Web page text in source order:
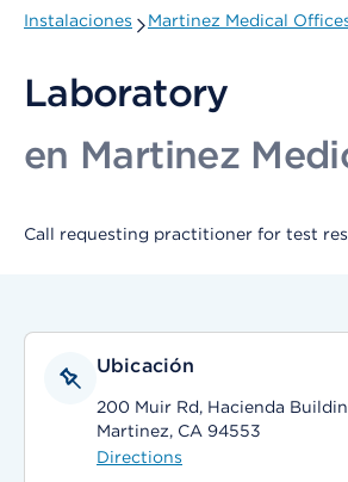
Instalaciones Martinez Medical
Laboratory
en Martinez
Call requesting practitioner for test
Ubicación
200 Muir Rd, Hacienda
Martinez, CA 94553
Directions